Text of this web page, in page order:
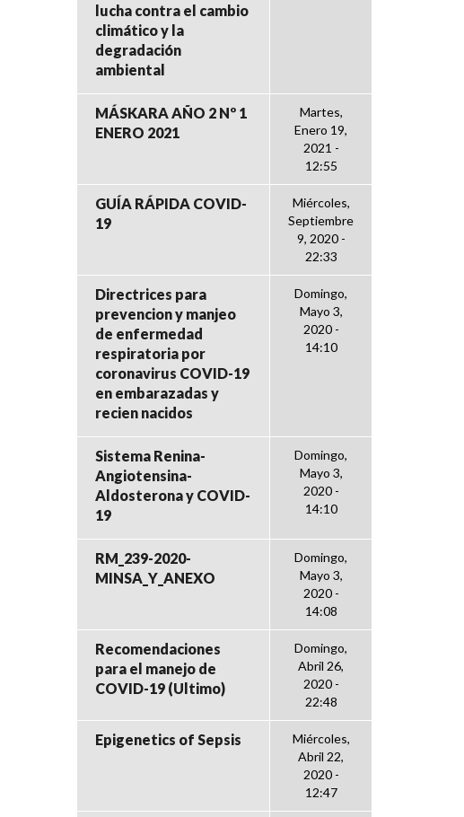
lucha contra el cambio
climático y la
degradación
ambiental
MÁSKARA AÑO 2 Nº 1
ENERO 2021
Martes,
Enero 19,
2021 -
12:55
GUÍA RÁPIDA COVID-
19
Miércoles,
Septiembre
9, 2020 -
22:33
Directrices para
prevencion y manjeo
de enfermedad
respiratoria por
coronavirus COVID-19
en embarazadas y
recien nacidos
Domingo,
Mayo 3,
2020 -
14:10
Sistema Renina-
Angiotensina-
Aldosterona y COVID-
19
Domingo,
Mayo 3,
2020 -
14:10
RM_239-2020-
MINSA_Y_ANEXO
Domingo,
Mayo 3,
2020 -
14:08
Recomendaciones
para el manejo de
COVID-19 (Ultimo)
Domingo,
Abril 26,
2020 -
22:48
Epigenetics of Sepsis
Miércoles,
Abril 22,
2020 -
12:47